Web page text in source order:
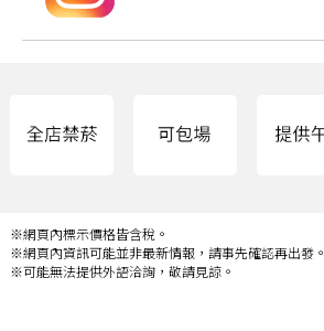
※網頁內標示價格皆含稅。
※網頁內資訊可能並非最新情報，請事先確認再出發。
※可能無法提供外語洽詢，敬請見諒。